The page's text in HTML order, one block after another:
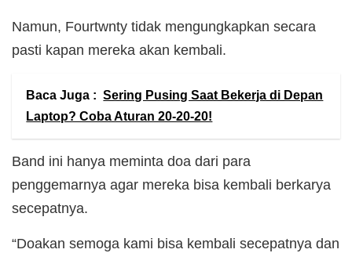
Namun, Fourtwnty tidak mengungkapkan secara
pasti kapan mereka akan kembali.
Baca Juga : Sering Pusing Saat Bekerja di Depan
Laptop? Coba Aturan 20-20-20!
Band ini hanya meminta doa dari para
penggemarnya agar mereka bisa kembali berkarya
secepatnya.
“Doakan semoga kami bisa kembali secepatnya dan